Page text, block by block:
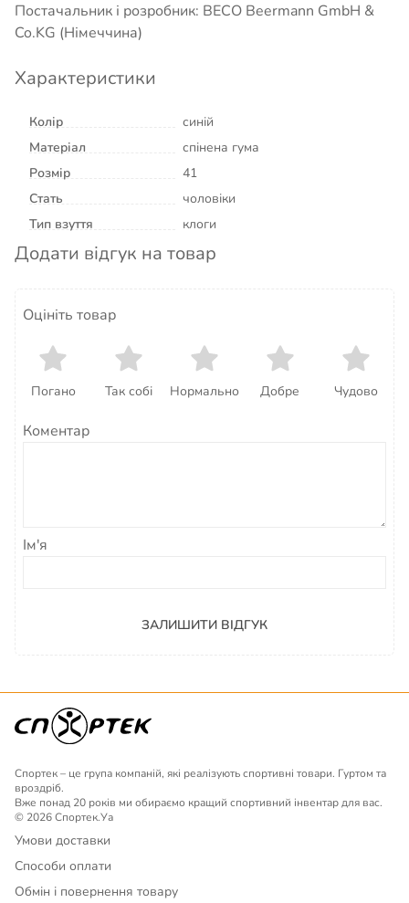
Постачальник і розробник: BECO Beermann GmbH &
Co.KG (Німеччина)
Характеристики
Колір
синій
Матеріал
спінена гума
Розмір
41
Стать
чоловіки
Тип взуття
клоги
Додати відгук на товар
Оцініть товар
Погано Так собі Нормально Добре Чудово
Коментар
Ім'я
ЗАЛИШИТИ ВІДГУК
Спортек – це група компаній, які реалізують спортивні товари. Гуртом та
вроздріб.
Вже понад 20 років ми обираємо кращий спортивний інвентар для вас.
© 2026 Спортек.Уа
Умови доставки
Способи оплати
Обмін і повернення товару